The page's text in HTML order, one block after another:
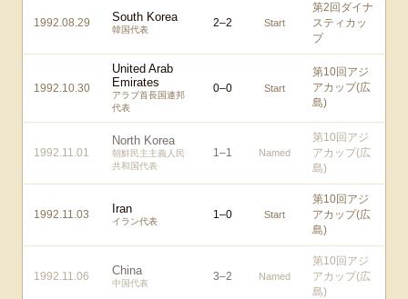
1992.08.29 South Korea
韓国代表
2–2 Start
第2回ダイナ
スティカッ
プ
1992.10.30
United Arab
Emirates
アラブ首長国連邦
代表
0–0 Start
第10回アジ
アカップ(広
島)
1992.11.01
North Korea
朝鮮民主主義人民
共和国代表
1–1 Named
第10回アジ
アカップ(広
島)
1992.11.03 Iran
イラン代表
1–0 Start
第10回アジ
アカップ(広
島)
1992.11.06 China
中国代表
3–2 Named
第10回アジ
アカップ(広
島)